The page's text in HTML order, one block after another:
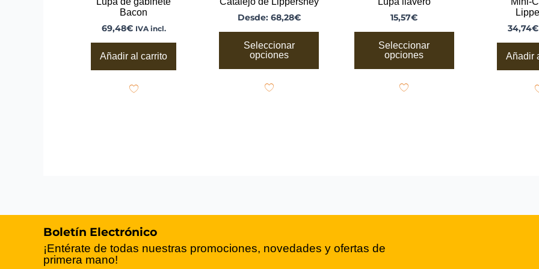
Bacon
69,48€ IVA incl.
Añadir al carrito
Desde: 68,28€
Seleccionar
opciones
producto
15,57€
Seleccionar
opciones
producto
34,74€
Añadir
Boletín Electrónico
¡Entérate de todas nuestras promociones, novedades y ofertas de
primera mano!